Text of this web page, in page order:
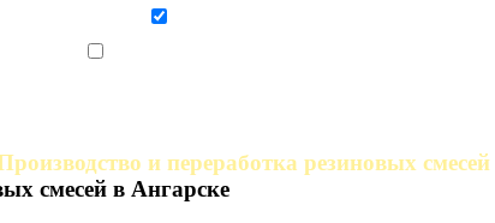
и переработка резиновых смесей
смесей в Ангарске